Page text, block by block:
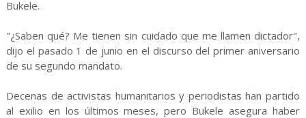
Bukele.
"¿Saben qué? Me tienen sin cuidado que me llamen dictador",
dijo el pasado 1 de junio en el discurso del primer aniversario
de su segundo mandato.
Decenas de activistas humanitarios y periodistas han partido
al exilio en los últimos meses, pero Bukele asegura haber